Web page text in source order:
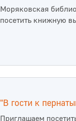
Моряковская
посетить книжную
"В гости к
Приглашаем